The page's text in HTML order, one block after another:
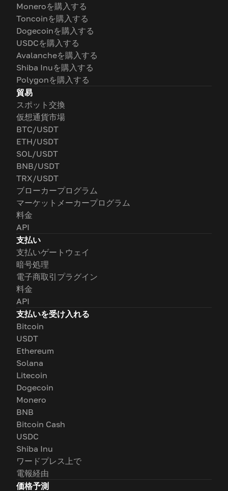
Moneroを購入する
Toncoinを購入する
Dogecoinを購入する
USDCを購入する
Avalancheを購入する
Shiba Inuを購入する
Polygonを購入する
貿易
スポット交換
仮想通貨市場
BTC/USDT
ETH/USDT
SOL/USDT
BNB/USDT
TRX/USDT
ブローカープログラム
マーケットメーカープログラム
料金
API
支払い
支払いゲートウェイ
暗号処理
電子商取引プラグイン
料金
API
支払いを受け入れる
Bitcoin
USDT
Ethereum
Solana
Litecoin
Dogecoin
Monero
BNB
Bitcoin Cash
USDC
Shiba Inu
ワードプレス上で
電報経由
価格予測